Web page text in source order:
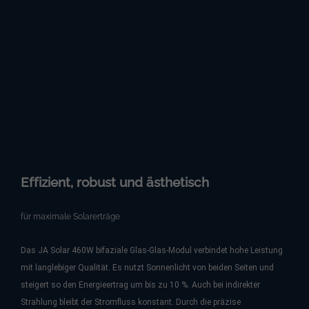
Effizient, robust und ästhetisch
für maximale Solarerträge
Das JA Solar 460W bifaziale Glas-Glas-Modul verbindet hohe Leistung
mit langlebiger Qualität. Es nutzt Sonnenlicht von beiden Seiten und
steigert so den Energieertrag um bis zu 10 %. Auch bei indirekter
Strahlung bleibt der Stromfluss konstant. Durch die präzise